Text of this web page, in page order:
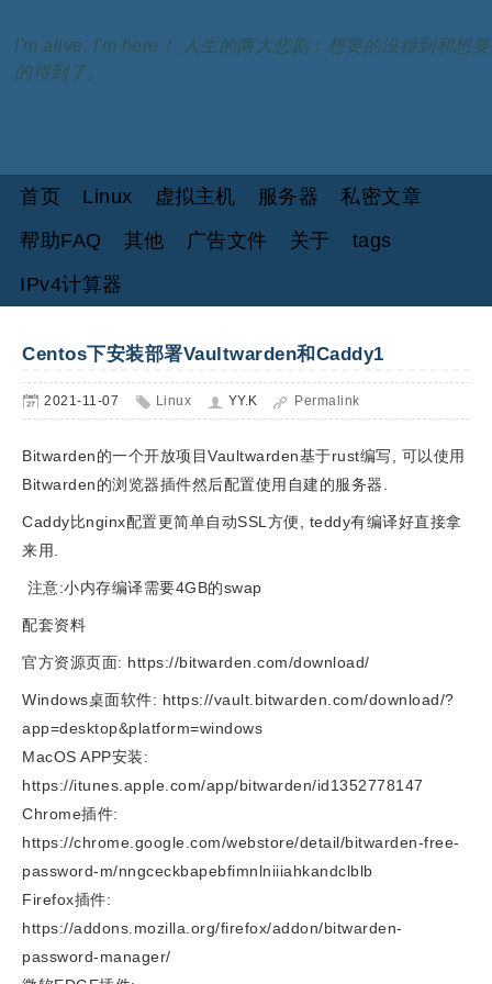
I'm alive, I'm here！ 人生的两大悲剧：想要的没得到和想要
的得到了。
首页 Linux 虚拟主机 服务器
私密文章
帮助FAQ
其他 广告文件 关于
tags
IPv4计算器
Centos下安装部署Vaultwarden和Caddy1
2021-11-07 Linux YY.K Permalink
Bitwarden的一个开放项目Vaultwarden基于rust编写, 可以使用
Bitwarden的浏览器插件然后配置使用自建的服务器.
Caddy比nginx配置更简单自动SSL方便, teddy有编译好直接拿
来用.
注意:小内存编译需要4GB的swap
配套资料
官方资源页面: https://bitwarden.com/download/
Windows桌面软件: https://vault.bitwarden.com/download/?
app=desktop&platform=windows
MacOS APP安装:
https://itunes.apple.com/app/bitwarden/id1352778147
Chrome插件:
https://chrome.google.com/webstore/detail/bitwarden-free-
password-m/nngceckbapebfimnlniiiahkandclblb
Firefox插件:
https://addons.mozilla.org/firefox/addon/bitwarden-
password-manager/